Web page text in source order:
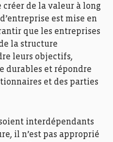
de la valeur à long
est mise en
que les entreprises
la structure
leurs objectifs,
durables et répondre
et des parties
interdépendants
il n’est pas approprié